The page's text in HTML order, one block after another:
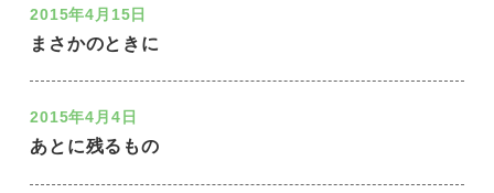
まさかのときに
2015年4月15日
あとに残るもの
2015年4月4日